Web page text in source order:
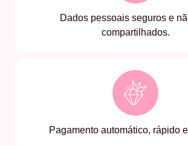
Dados pessoais seguros e
compartilhados.
Pagamento automático, rápido